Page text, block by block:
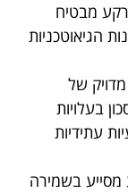
מבטיח
הגיאוטכניות
מדויק של
בעלויות
עתידיות
מסייע בשמירה